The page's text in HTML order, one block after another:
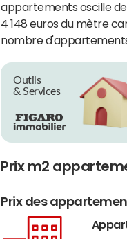
appartements oscille de
4 148 euros du mètre
nombre
Outils
& Services
Prix m2
Prix des